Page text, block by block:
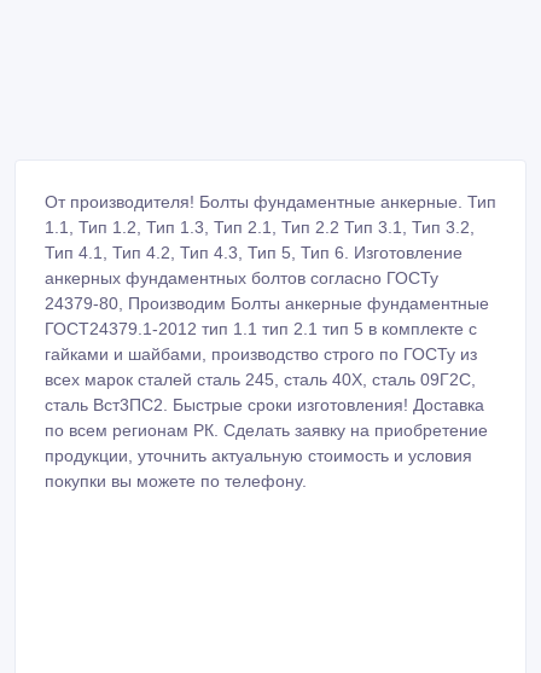
От производителя! Болты фундаментные анкерные. Тип
1.1, Тип 1.2, Тип 1.3, Тип 2.1, Тип 2.2 Тип 3.1, Тип 3.2,
Тип 4.1, Тип 4.2, Тип 4.3, Тип 5, Тип 6. Изготовление
анкерных фундаментных болтов согласно ГОСТу
24379-80, Производим Болты анкерные фундаментные
ГОСТ24379.1-2012 тип 1.1 тип 2.1 тип 5 в комплекте с
гайками и шайбами, производство строго по ГОСТу из
всех марок сталей сталь 245, сталь 40Х, сталь 09Г2С,
сталь Вст3ПС2. Быстрые сроки изготовления! Доставка
по всем регионам РК. Сделать заявку на приобретение
продукции, уточнить актуальную стоимость и условия
покупки вы можете по телефону.